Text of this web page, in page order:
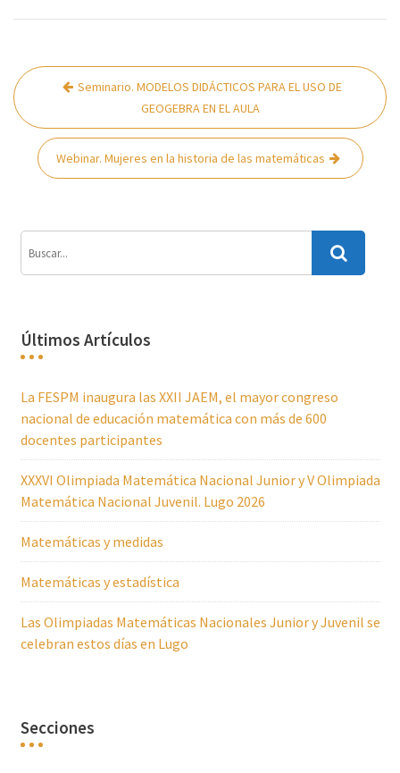
Navegación
de
entradas
Seminario. MODELOS DIDÁCTICOS PARA EL USO DE
GEOGEBRA EN EL AULA
Webinar. Mujeres en la historia de las matemáticas
Últimos Artículos
La FESPM inaugura las XXII JAEM, el mayor congreso
nacional de educación matemática con más de 600
docentes participantes
XXXVI Olimpiada Matemática Nacional Junior y V Olimpiada
Matemática Nacional Juvenil. Lugo 2026
Matemáticas y medidas
Matemáticas y estadística
Las Olimpiadas Matemáticas Nacionales Junior y Juvenil se
celebran estos días en Lugo
Secciones